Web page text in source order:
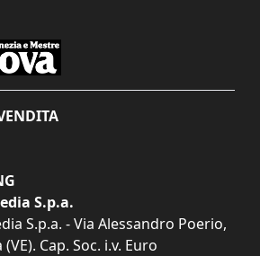
S.p.a.
S.p.a. - Via Alessandro Poerio,
Cap. Soc. i.v. Euro